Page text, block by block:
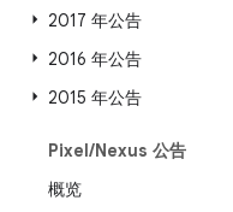
2017 年公告
2016 年公告
2015 年公告
Pixel/Nexus 公告
概览